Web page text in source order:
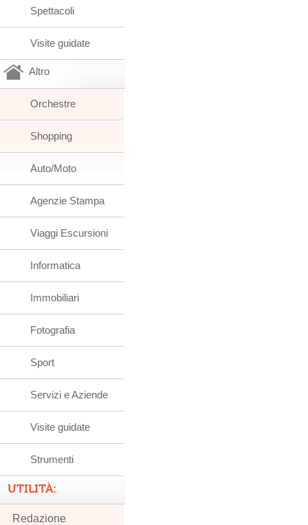
Spettacoli
Visite guidate
Altro
Orchestre
Shopping
Auto/Moto
Agenzie Stampa
Viaggi Escursioni
Informatica
Immobiliari
Fotografia
Sport
Servizi e Aziende
Visite guidate
Strumenti
UTILITÀ:
Redazione